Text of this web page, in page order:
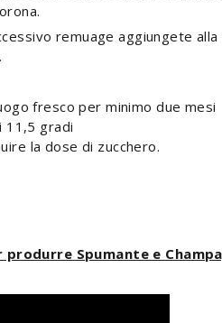
remuage aggiungete
fresco per minimo due mesi
11,5 gradi
la dose di zucchero.
Spumante e